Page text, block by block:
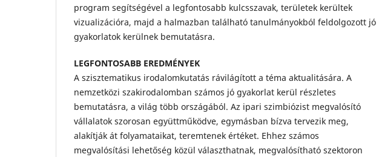
program segítségével a legfontosabb kulcsszavak, területek kerültek
vizualizációra, majd a halmazban található tanulmányokból feldolgozott jó
gyakorlatok kerülnek bemutatásra.
LEGFONTOSABB EREDMÉNYEK
A szisztematikus irodalomkutatás rávilágított a téma aktualitására. A
nemzetközi szakirodalomban számos jó gyakorlat kerül részletes
bemutatásra, a világ több országából. Az ipari szimbiózist megvalósító
vállalatok szorosan együttműködve, egymásban bízva tervezik meg,
alakítják át folyamataikat, teremtenek értéket. Ehhez számos
megvalósítási lehetőség közül választhatnak, megvalósítható szektoron